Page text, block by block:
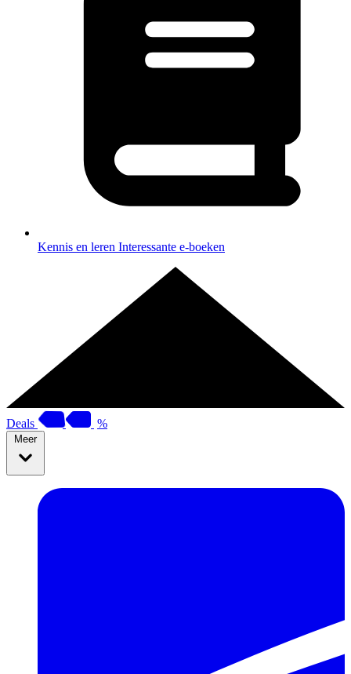
Kennis en leren Interessante e-boeken
Deals %
Meer